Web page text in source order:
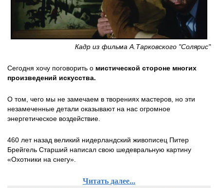
Кадр из фильма А.Тарковского "Солярис"
Сегодня хочу поговорить о мистической стороне многих
произведений искусства.
О том, чего мы не замечаем в творениях мастеров, но эти
незамеченные детали оказывают на нас огромное
энергетическое воздействие.
460 лет назад великий нидерландский живописец Питер
Брейгель Старший написал свою шедевральную картину
«Охотники на снегу».
Читать далее...